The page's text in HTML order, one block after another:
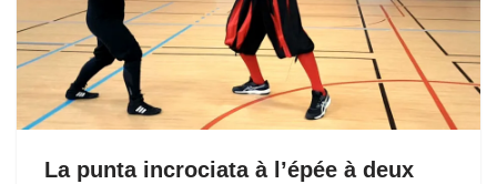
La punta incrociata à l’épée à deux